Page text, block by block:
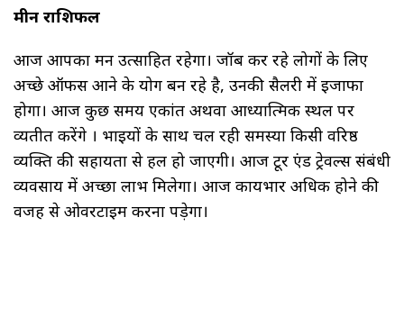
मीन राशिफल
आज आपका मन उत्साहित रहेगा। जॉब कर रहे लोगों के लिए
अच्छे ऑफर्स आने के योग बन रहे है, उनकी सैलरी में इजाफा
होगा। आज कुछ समय एकांत अथवा आध्यात्मिक स्थल पर
व्यतीत करेंगे । भाइयों के साथ चल रही समस्या किसी वरिष्ठ
व्यक्ति की सहायता से हल हो जाएगी। आज टूर एंड ट्रेवल्स संबंधी
व्यवसाय में अच्छा लाभ मिलेगा। आज कार्यभार अधिक होने की
वजह से ओवरटाइम करना पड़ेगा।